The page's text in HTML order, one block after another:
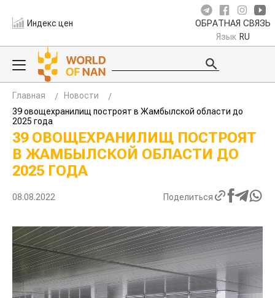
Индекс цен ОБРАТНАЯ СВЯЗЬ
Язык RU
Главная
Новости
39 овощехранилищ построят в Жамбылской области до
2025 года
39 ОВОЩЕХРАНИЛИЩ ПОСТРОЯТ
В ЖАМБЫЛСКОЙ ОБЛАСТИ ДО
2025 ГОДА
08.08.2022 Поделиться